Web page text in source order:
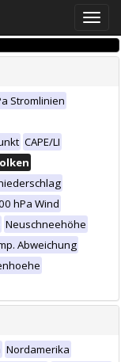
Toggle
Stromlinien
CAPE/LI
hPa Wind
Neuschneehöhe
Abweichung
Nordamerika